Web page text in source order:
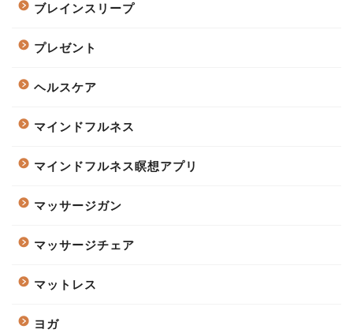
ブレインスリープ
プレゼント
ヘルスケア
マインドフルネス
マインドフルネス瞑想アプリ
マッサージガン
マッサージチェア
マットレス
ヨガ